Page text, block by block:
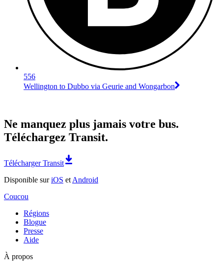
556
Wellington to Dubbo via Geurie and Wongarbon
Ne manquez plus jamais votre bus.
Téléchargez Transit.
Télécharger Transit
Disponible suriOS et Android
Coucou
Régions
Blogue
Presse
Aide
À propos